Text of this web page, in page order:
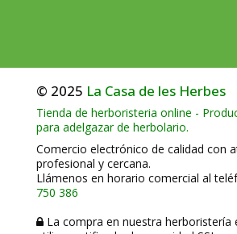
© 2025 La Casa de les Herbes
Tienda de herboristeria online -
para adelgazar de herbolario.
Comercio electrónico de calidad con
profesional y cercana.
Llámenos en horario comercial al
750 386
La compra en nuestra herboristería